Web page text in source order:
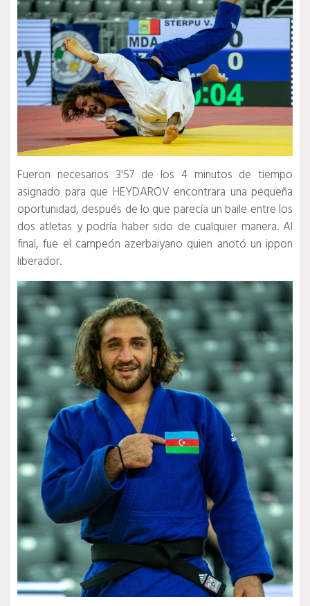
Fueron necesarios 3'57 de los 4 minutos de tiempo
asignado para que HEYDAROV encontrara una pequeña
oportunidad, después de lo que parecía un baile entre los
dos atletas y podría haber sido de cualquier manera. Al
final, fue el campeón azerbaiyano quien anotó un ippon
liberador.